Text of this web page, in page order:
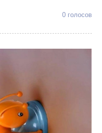
0 голосов